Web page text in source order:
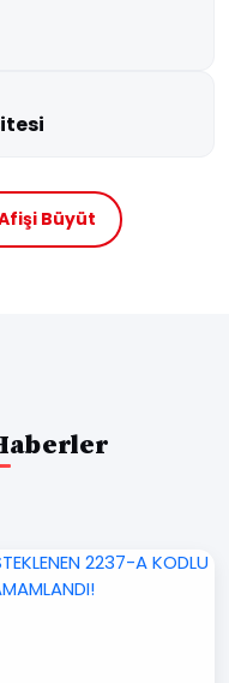
Büyüt